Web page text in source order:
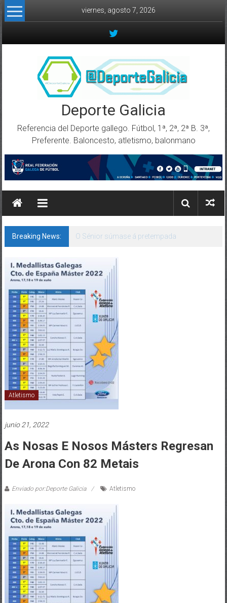
Skip to content
viernes, agosto 7, 2026
Deporte Galicia
Referencia del Deporte gallego. Fútbol, 1ª, 2ª, 2ª B. 3ª,
Preferente. Baloncesto, atletismo, balonmano
Breaking News: 142 bos motivos de ilusión
Atletismo
junio 21, 2022
As Nosas E Nosos Másters Regresan
De Arona Con 82 Metais
Enviado por:Deporte Galicia Atletismo